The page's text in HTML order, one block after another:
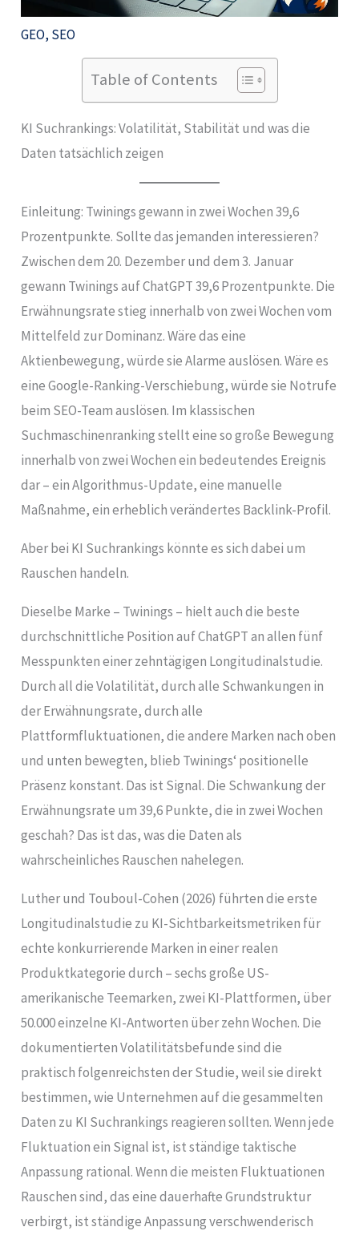
GEO, SEO
Table of Contents
KI Suchrankings: Volatilität, Stabilität und was die
Daten tatsächlich zeigen
Einleitung: Twinings gewann in zwei Wochen 39,6
Prozentpunkte. Sollte das jemanden interessieren?
Zwischen dem 20. Dezember und dem 3. Januar
gewann Twinings auf ChatGPT 39,6 Prozentpunkte. Die
Erwähnungsrate stieg innerhalb von zwei Wochen vom
Mittelfeld zur Dominanz. Wäre das eine
Aktienbewegung, würde sie Alarme auslösen. Wäre es
eine Google-Ranking-Verschiebung, würde sie Notrufe
beim SEO-Team auslösen. Im klassischen
Suchmaschinenranking stellt eine so große Bewegung
innerhalb von zwei Wochen ein bedeutendes Ereignis
dar – ein Algorithmus-Update, eine manuelle
Maßnahme, ein erheblich verändertes Backlink-Profil.
Aber bei KI Suchrankings könnte es sich dabei um
Rauschen handeln.
Dieselbe Marke – Twinings – hielt auch die beste
durchschnittliche Position auf ChatGPT an allen fünf
Messpunkten einer zehntägigen Longitudinalstudie.
Durch all die Volatilität, durch alle Schwankungen in
der Erwähnungsrate, durch alle
Plattformfluktuationen, die andere Marken nach oben
und unten bewegten, blieb Twinings‘ positionelle
Präsenz konstant. Das ist Signal. Die Schwankung der
Erwähnungsrate um 39,6 Punkte, die in zwei Wochen
geschah? Das ist das, was die Daten als
wahrscheinliches Rauschen nahelegen.
Luther und Touboul-Cohen (2026) führten die erste
Longitudinalstudie zu KI-Sichtbarkeitsmetriken für
echte konkurrierende Marken in einer realen
Produktkategorie durch – sechs große US-
amerikanische Teemarken, zwei KI-Plattformen, über
50.000 einzelne KI-Antworten über zehn Wochen. Die
dokumentierten Volatilitätsbefunde sind die
praktisch folgenreichsten der Studie, weil sie direkt
bestimmen, wie Unternehmen auf die gesammelten
Daten zu KI Suchrankings reagieren sollten. Wenn jede
Fluktuation ein Signal ist, ist ständige taktische
Anpassung rational. Wenn die meisten Fluktuationen
Rauschen sind, das eine dauerhafte Grundstruktur
verbirgt, ist ständige Anpassung verschwenderisch